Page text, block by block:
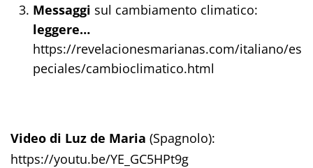
Messaggi sul cambiamento climatico:
leggere…
https://revelacionesmarianas.com/italiano/es
peciales/cambioclimatico.html
Video di Luz de Maria (Spagnolo):
https://youtu.be/YE_GC5HPt9g